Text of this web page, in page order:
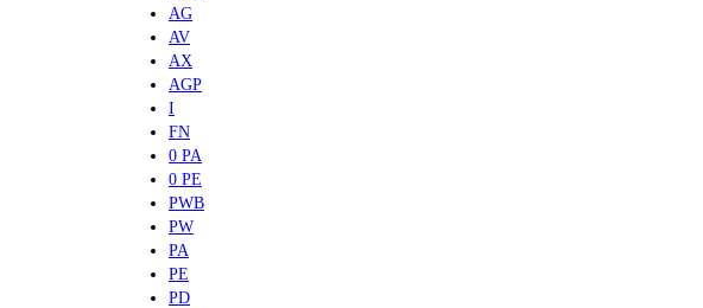
AG
AV
AX
AGP
I
FN
0 PA
0 PE
PWB
PW
PA
PE
PD